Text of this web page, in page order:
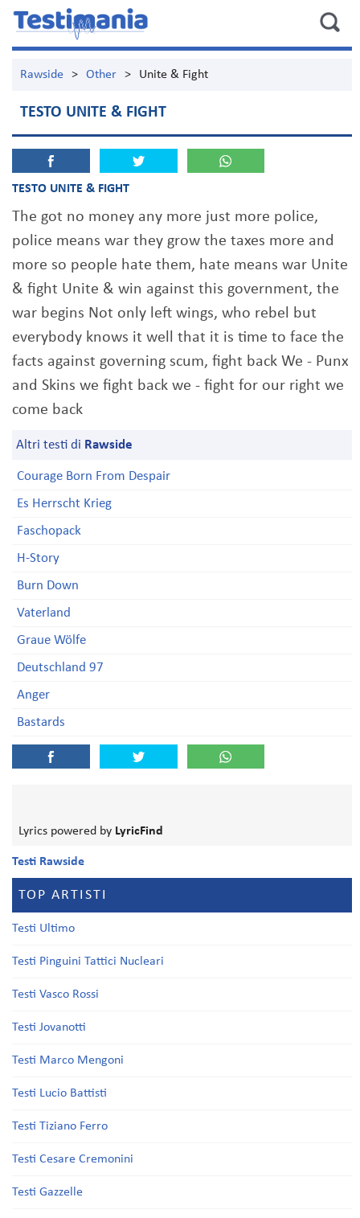
Rawside > Other > Unite & Fight
TESTO UNITE & FIGHT
TESTO UNITE & FIGHT
The got no money any more just more police,
police means war they grow the taxes more and
more so people hate them, hate means war Unite
& fight Unite & win against this government, the
war begins Not only left wings, who rebel but
everybody knows it well that it is time to face the
facts against governing scum, fight back We - Punx
and Skins we fight back we - fight for our right we
come back
Altri testi di Rawside
Courage Born From Despair
Es Herrscht Krieg
Faschopack
H-Story
Burn Down
Vaterland
Graue Wölfe
Deutschland 97
Anger
Bastards
Lyrics powered by LyricFind
Testi Rawside
TOP ARTISTI
Testi Ultimo
Testi Pinguini Tattici Nucleari
Testi Vasco Rossi
Testi Jovanotti
Testi Marco Mengoni
Testi Lucio Battisti
Testi Tiziano Ferro
Testi Cesare Cremonini
Testi Gazzelle